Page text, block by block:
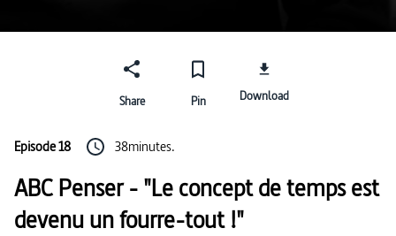
Share Pin Download
Episode 18 38minutes.
ABC Penser - "Le concept de temps est
devenu un fourre-tout !"